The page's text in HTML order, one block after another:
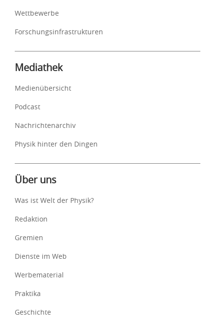
Wettbewerbe
Forschungsinfrastrukturen
Mediathek
Medienübersicht
Podcast
Nachrichtenarchiv
Physik hinter den Dingen
Über uns
Was ist Welt der Physik?
Redaktion
Gremien
Dienste im Web
Werbematerial
Praktika
Geschichte